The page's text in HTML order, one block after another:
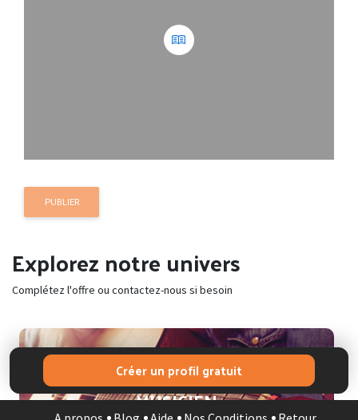
PUBLIER
Explorez notre univers
Complétez l'offre ou contactez-nous si besoin
MUSICIEN
Créer un profil gratuit